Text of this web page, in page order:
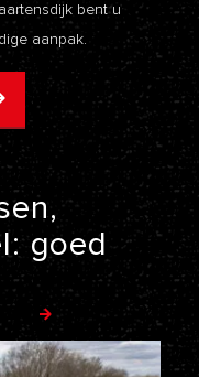
bent u
aanpak.
goed